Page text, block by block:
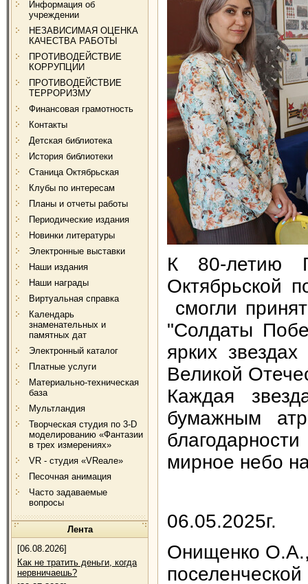
Информация об
учреждении
НЕЗАВИСИМАЯ ОЦЕНКА
КАЧЕСТВА РАБОТЫ
ПРОТИВОДЕЙСТВИЕ
КОРРУПЦИИ
ПРОТИВОДЕЙСТВИЕ
ТЕРРОРИЗМУ
Финансовая грамотность
Контакты
Детская библиотека
История библиотеки
Станица Октябрьская
Клубы по интересам
Планы и отчеты работы
Периодические издания
Новинки литературы
Электронные выставки
Наши издания
Наши награды
Виртуальная справка
Календарь
знаменательных и
памятных дат
Электронный каталог
Платные услуги
Материально-техническая
база
Мультландия
Творческая студия по 3-D
моделированию «Фантазии
в трех измерениях»
VR - студия «VRеале»
Песочная анимация
Часто задаваемые
вопросы
Лента
[06.08.2026]
Как не тратить деньги, когда
нервничаешь?
К 80-летию
Октябрьской
смогли
"Солдаты
ярких
Великой
Каждая
бумажным
мирное небо
06.05.2025г.
Онищенко О.А.,